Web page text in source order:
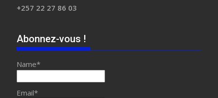
+257 22 27 86 03
Abonnez-vous !
Name*
Email*